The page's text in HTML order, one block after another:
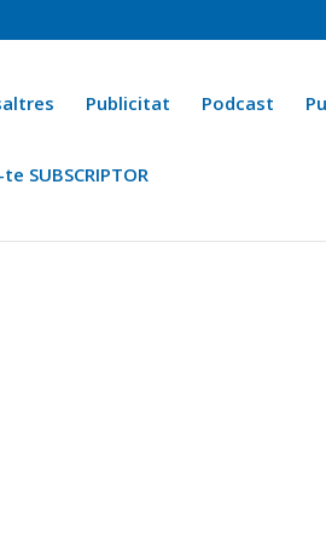
Publicitat Podcast
SUBSCRIPTOR
Ara fa 25 anys